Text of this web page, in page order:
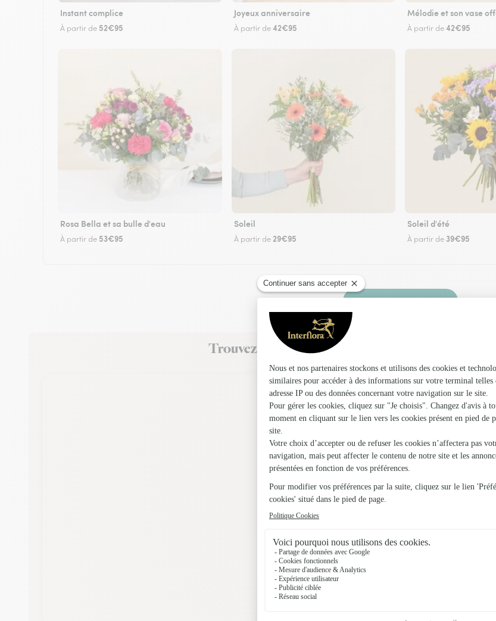
Instant complice
À partir de 52€95
Joyeux anniversaire
À partir de42€95
Mélodie et son vase
À partir de42€95
Rosa Bella et sa bulle d'eau
À partir de 53€95
Soleil
À partir de 29€95
Soleil d'été
À partir de 39€95
Faire livrer des fleurs
Trouvez un fleuriste Interflora à Saint-Marceau et